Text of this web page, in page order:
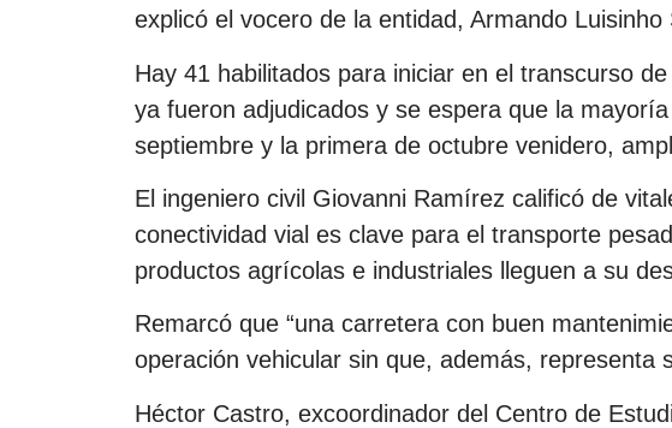
explicó el vocero de la entidad, Armando Luisinho
Hay 41 habilitados para iniciar en el transcurso
ya fueron adjudicados y se espera que la
septiembre y la primera de octubre venidero,
El ingeniero civil Giovanni Ramírez calificó de
conectividad vial es clave para el transporte
productos agrícolas e industriales lleguen a su
Remarcó que “una carretera con buen
operación vehicular sin que, además, representa
Héctor Castro, excoordinador del Centro de